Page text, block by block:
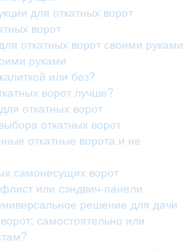
для откатных ворот
ворот
откатных ворот своими руками
руками
или без?
ворот лучше?
откатных ворот
откатных ворот
откатные ворота и не
самонесущих ворот
или сэндвич-панели
решение для дачи
самостоятельно или